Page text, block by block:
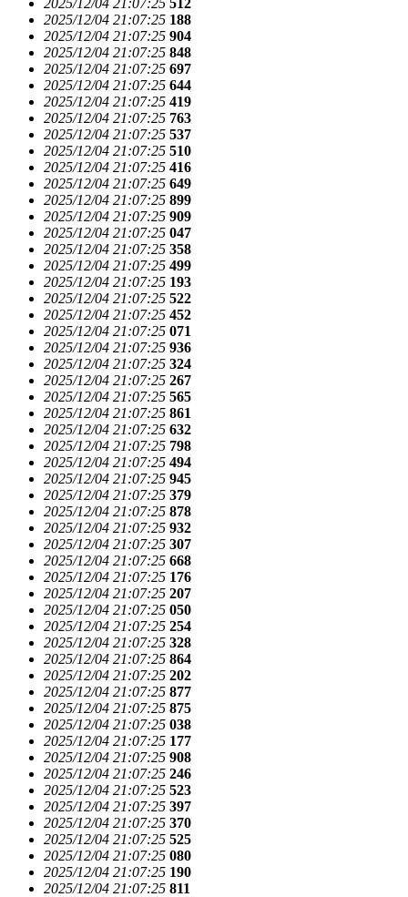
2025/12/04 21:07:25 512
2025/12/04 21:07:25 188
2025/12/04 21:07:25 904
2025/12/04 21:07:25 848
2025/12/04 21:07:25 697
2025/12/04 21:07:25 644
2025/12/04 21:07:25 419
2025/12/04 21:07:25 763
2025/12/04 21:07:25 537
2025/12/04 21:07:25 510
2025/12/04 21:07:25 416
2025/12/04 21:07:25 649
2025/12/04 21:07:25 899
2025/12/04 21:07:25 909
2025/12/04 21:07:25 047
2025/12/04 21:07:25 358
2025/12/04 21:07:25 499
2025/12/04 21:07:25 193
2025/12/04 21:07:25 522
2025/12/04 21:07:25 452
2025/12/04 21:07:25 071
2025/12/04 21:07:25 936
2025/12/04 21:07:25 324
2025/12/04 21:07:25 267
2025/12/04 21:07:25 565
2025/12/04 21:07:25 861
2025/12/04 21:07:25 632
2025/12/04 21:07:25 798
2025/12/04 21:07:25 494
2025/12/04 21:07:25 945
2025/12/04 21:07:25 379
2025/12/04 21:07:25 878
2025/12/04 21:07:25 932
2025/12/04 21:07:25 307
2025/12/04 21:07:25 668
2025/12/04 21:07:25 176
2025/12/04 21:07:25 207
2025/12/04 21:07:25 050
2025/12/04 21:07:25 254
2025/12/04 21:07:25 328
2025/12/04 21:07:25 864
2025/12/04 21:07:25 202
2025/12/04 21:07:25 877
2025/12/04 21:07:25 875
2025/12/04 21:07:25 038
2025/12/04 21:07:25 177
2025/12/04 21:07:25 908
2025/12/04 21:07:25 246
2025/12/04 21:07:25 523
2025/12/04 21:07:25 397
2025/12/04 21:07:25 370
2025/12/04 21:07:25 525
2025/12/04 21:07:25 080
2025/12/04 21:07:25 190
2025/12/04 21:07:25 811